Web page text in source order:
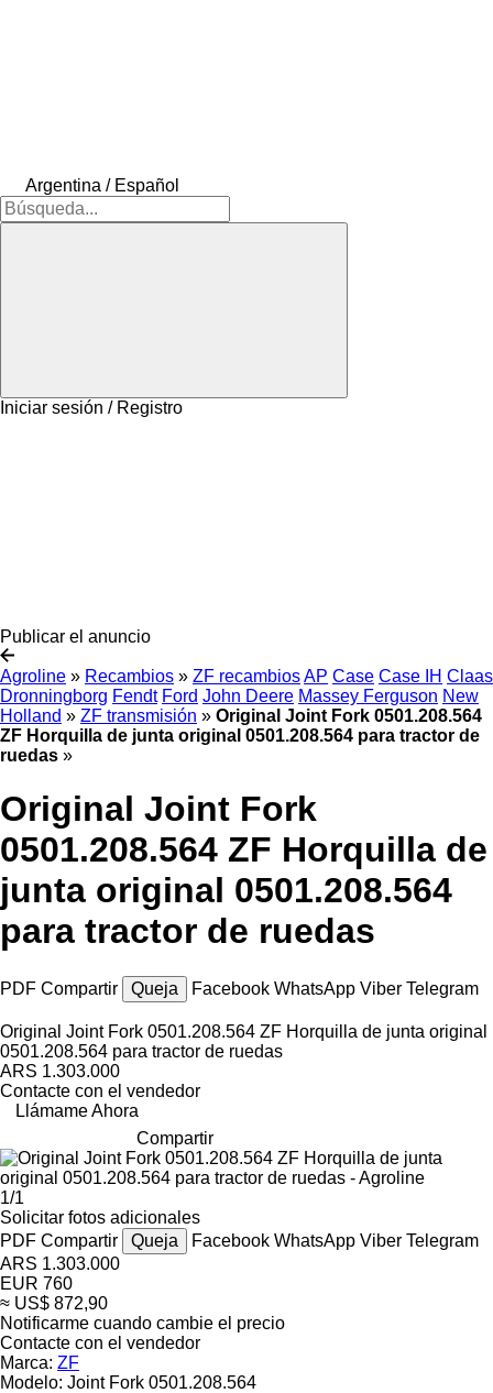
Argentina / Español
Iniciar sesión / Registro
Publicar el anuncio
Agroline » Recambios » ZF recambiosAP Case Case IH Claas
Dronningborg Fendt Ford John Deere Massey Ferguson New
Holland » ZF transmisión » Original Joint Fork 0501.208.564
ZF Horquilla de junta original 0501.208.564 para tractor de
ruedas »
Original Joint Fork
0501.208.564 ZF Horquilla de
junta original 0501.208.564
para tractor de ruedas
PDF Compartir Queja Facebook WhatsApp Viber Telegram
Original Joint Fork 0501.208.564 ZF Horquilla de junta original
0501.208.564 para tractor de ruedas
ARS 1.303.000
Contacte con el vendedor
Llámame Ahora
Compartir
1/1
Solicitar fotos adicionales
PDF Compartir Queja Facebook WhatsApp Viber Telegram
ARS 1.303.000
EUR 760
≈ US$ 872,90
Notificarme cuando cambie el precio
Contacte con el vendedor
Marca: ZF
Modelo: Joint Fork 0501.208.564